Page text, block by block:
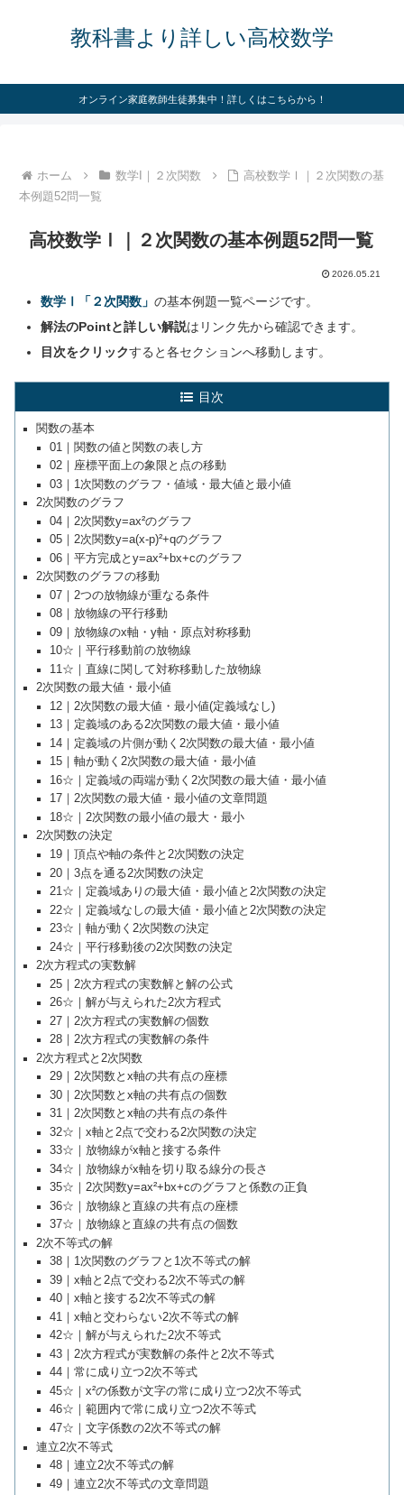
教科書より詳しい高校数学
オンライン家庭教師生徒募集中！詳しくはこちらから！
ホーム 数学I｜２次関数
高校数学Ⅰ｜２次関数の基
本例題52問一覧
高校数学Ⅰ｜２次関数の基本例題52問一覧
2026.05.21
数学Ⅰ「２次関数」 の基本例題一覧ページです。
解法のPointと詳しい解説はリンク先から確認できます。
目次をクリックすると各セクションへ移動します。
目次
関数の基本
01｜関数の値と関数の表し方
02｜座標平面上の象限と点の移動
03｜1次関数のグラフ・値域・最大値と最小値
2次関数のグラフ
04｜2次関数y=ax²のグラフ
05｜2次関数y=a(x-p)²+qのグラフ
06｜平方完成とy=ax²+bx+cのグラフ
2次関数のグラフの移動
07｜2つの放物線が重なる条件
08｜放物線の平行移動
09｜放物線のx軸・y軸・原点対称移動
10☆｜平行移動前の放物線
11☆｜直線に関して対称移動した放物線
2次関数の最大値・最小値
12｜2次関数の最大値・最小値(定義域なし)
13｜定義域のある2次関数の最大値・最小値
14｜定義域の片側が動く2次関数の最大値・最小値
15｜軸が動く2次関数の最大値・最小値
16☆｜定義域の両端が動く2次関数の最大値・最小値
17｜2次関数の最大値・最小値の文章問題
18☆｜2次関数の最小値の最大・最小
2次関数の決定
19｜頂点や軸の条件と2次関数の決定
20｜3点を通る2次関数の決定
21☆｜定義域ありの最大値・最小値と2次関数の決定
22☆｜定義域なしの最大値・最小値と2次関数の決定
23☆｜軸が動く2次関数の決定
24☆｜平行移動後の2次関数の決定
2次方程式の実数解
25｜2次方程式の実数解と解の公式
26☆｜解が与えられた2次方程式
27｜2次方程式の実数解の個数
28｜2次方程式の実数解の条件
2次方程式と2次関数
29｜2次関数とx軸の共有点の座標
30｜2次関数とx軸の共有点の個数
31｜2次関数とx軸の共有点の条件
32☆｜x軸と2点で交わる2次関数の決定
33☆｜放物線がx軸と接する条件
34☆｜放物線がx軸を切り取る線分の長さ
35☆｜2次関数y=ax²+bx+cのグラフと係数の正負
36☆｜放物線と直線の共有点の座標
37☆｜放物線と直線の共有点の個数
2次不等式の解
38｜1次関数のグラフと1次不等式の解
39｜x軸と2点で交わる2次不等式の解
40｜x軸と接する2次不等式の解
41｜x軸と交わらない2次不等式の解
42☆｜解が与えられた2次不等式
43｜2次方程式が実数解の条件と2次不等式
44｜常に成り立つ2次不等式
45☆｜x²の係数が文字の常に成り立つ2次不等式
46☆｜範囲内で常に成り立つ2次不等式
47☆｜文字係数の2次不等式の解
連立2次不等式
48｜連立2次不等式の解
49｜連立2次不等式の文章問題